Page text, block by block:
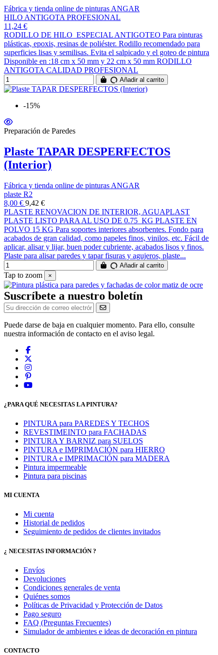
Fábrica y tienda online de pinturas ANGAR
HILO ANTIGOTA PROFESIONAL
11,24 €
RODILLO DE HILO ESPECIAL ANTIGOTEO Para pinturas
plásticas, epoxis, resinas de poliéster. Rodillo recomendado para
superficies lisas y semilisas. Evita el salpicado y el goteo de pintura
Disponible en :18 cm x 50 mm y 22 cm x 50 mm RODILLO
ANTIGOTA CALIDAD PROFESIONAL
Añadir al carrito
-15%
Preparación de Paredes
Plaste TAPAR DESPERFECTOS
(Interior)
Fábrica y tienda online de pinturas ANGAR
plaste R2
8,00 € 9,42 €
PLASTE RENOVACION DE INTERIOR, AGUAPLAST
PLASTE LISTO PARA AL USO DE 0.75 KG PLASTE EN
POLVO 15 KG Para soportes interiores absorbentes. Fondo para
acabados de gran calidad, como papeles finos, vinilos, etc. Fácil de
aplicar, alisar y lijar, buen poder cubriente, acabados lisos y finos.
Plaste para alisar paredes y tapar fisuras y agujeros, plaste...
Añadir al carrito
Tap to zoom ×
Suscríbete a nuestro boletín
Puede darse de baja en cualquier momento. Para ello, consulte
nuestra información de contacto en el aviso legal.
¿PARA QUÉ NECESITAS LA PINTURA?
PINTURA para PAREDES Y TECHOS
REVESTIMEINTO para FACHADAS
PINTURA Y BARNIZ para SUELOS
PINTURA e IMPRIMACIÓN para HIERRO
PINTURA e IMPRIMACIÓN para MADERA
Pintura impermeable
Pintura para piscinas
MI CUENTA
Mi cuenta
Historial de pedidos
Seguimiento de pedidos de clientes invitados
¿ NECESITAS INFORMACIÓN ?
Envíos
Devoluciones
Condiciones generales de venta
Quiénes somos
Políticas de Privacidad y Protección de Datos
Pago seguro
FAQ (Preguntas Frecuentes)
Simulador de ambientes e ideas de decoración en pintura
CONTACTO